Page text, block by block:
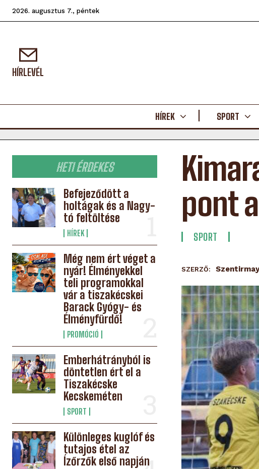
2026. augusztus 7., péntek
HÍRLEVÉL
HÍREK SPORT
HETI ÉRDEKES
Befejeződött a
holtágak és a Nagy-
tó feltöltése
HÍREK
Még nem ért véget a
nyár! Élményekkel
teli programokkal
vár a tiszakécskei
Barack Gyógy- és
Élményfürdő!
PROMÓCIÓ
Emberhátrányból is
döntetlen ért el a
Tiszakécske
Kecskeméten
SPORT
Különleges kuglóf és
tutajos étel az
Ízőrzők első napján
pont
SPORT
SZERZŐ: